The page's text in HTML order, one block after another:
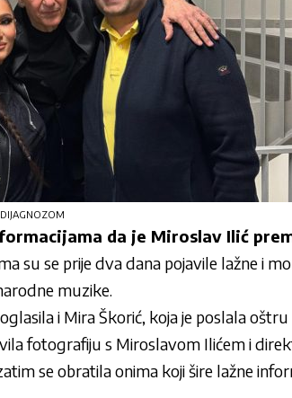
da je Miroslav Ilić
su se prije dva dana pojavile lažne i
muzike.
i Mira Škorić, koja je poslala
fotografiju s Miroslavom Ilićem i
se obratila onima koji šire lažne